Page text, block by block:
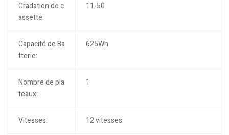
Gradation de c
assette:
11-50
Capacité de Ba
tterie:
625Wh
Nombre de pla
teaux:
1
Vitesses: 12 vitesses